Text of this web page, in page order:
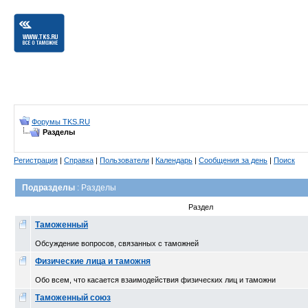
Форумы TKS.RU
Разделы
Регистрация | Справка | Пользователи | Календарь | Сообщения за день | Поиск
Подразделы : Разделы
Раздел
Таможенный
Обсуждение вопросов, связанных с таможней
Физические лица и таможня
Обо всем, что касается взаимодействия физических лиц и таможни
Таможенный союз